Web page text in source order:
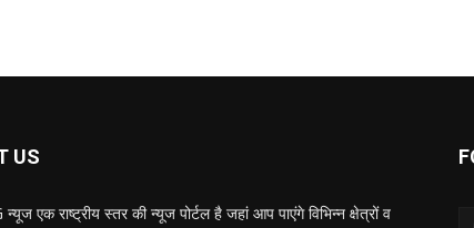
US
न्यूज एक राष्ट्रीय स्तर की न्यूज पोर्टल है जहां आप पाएंगे विभिन्न क्षेत्रों व